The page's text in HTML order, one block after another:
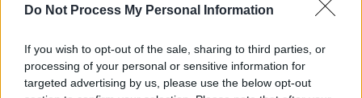
Do Not Process My Personal Information
If you wish to opt-out of the sale, sharing to third parties, or
processing of your personal or sensitive information for
targeted advertising by us, please use the below opt-out